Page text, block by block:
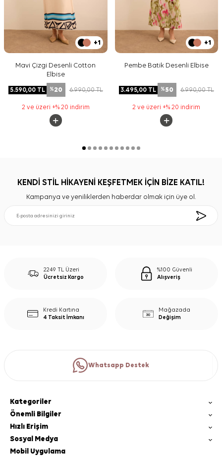
+1
Mavi Çizgi Desenli Cotton
Elbise
5.590,00TL %20 6.990,00TL
2 ve üzeri +% 20 indirim
+1
Pembe Batik Desenli Elbise
3.495,00TL %50 6.990,00TL
2 ve üzeri +% 20 indirim
KENDİ STİL HİKAYENİ KEŞFETMEK İÇİN BİZE KATIL!
Kampanya ve yeniliklerden haberdar olmak için üye ol.
2249 TL Üzeri
Ücretsiz Kargo
%100 Güvenli
Alışveriş
Kredi Kartına
4 Taksit İmkanı
Mağazada
Değişim
Whatsapp Destek
Kategoriler
Önemli Bilgiler
Hızlı Erişim
Sosyal Medya
Mobil Uygulama